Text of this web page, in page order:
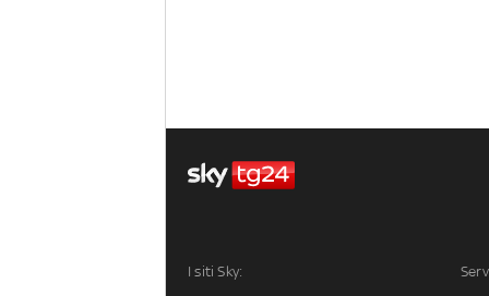
I siti Sky: